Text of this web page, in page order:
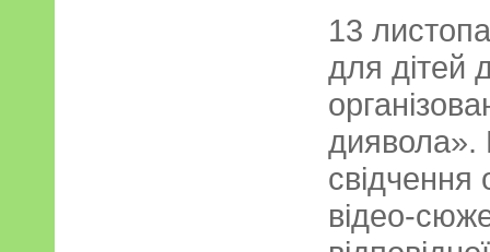
13
для
диявола».
свідчення
відео-